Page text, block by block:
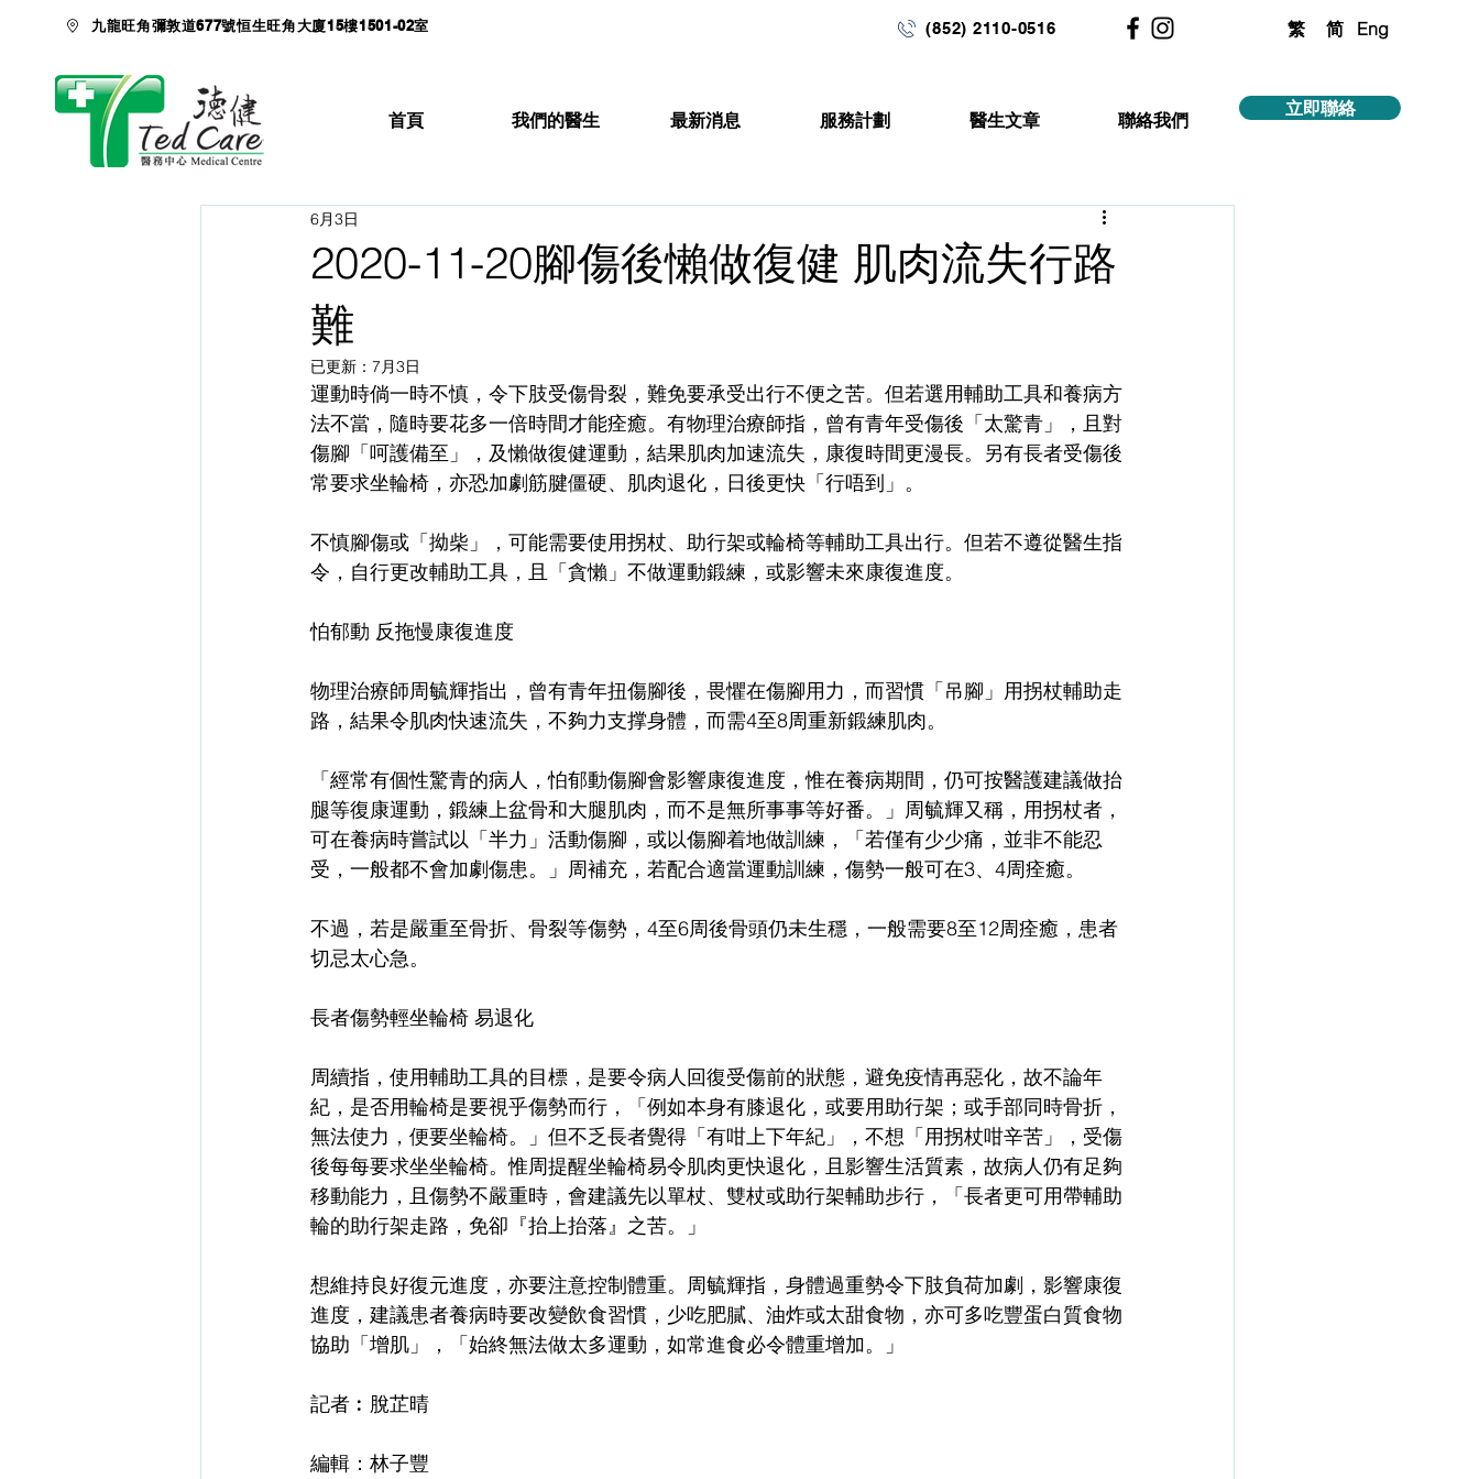
九龍旺角彌敦道677號恒生旺角大廈15樓1501-02室 (852) 2110-0516 繁 简 Eng
立即聯絡
首頁 我們的醫生 最新消息 服務計劃 醫生文章 聯絡我們
2020-11-20腳傷後懶做復健 肌肉流失行路
難
6月3日
已更新： 7月3日
運動時倘一時不慎，令下肢受傷骨裂，難免要承受出行不便之苦。但若選用輔助工具和養病方
法不當，隨時要花多一倍時間才能痊癒。有物理治療師指，曾有青年受傷後「太驚青」，且對
傷腳「呵護備至」，及懶做復健運動，結果肌肉加速流失，康復時間更漫長。另有長者受傷後
常要求坐輪椅，亦恐加劇筋腱僵硬、肌肉退化，日後更快「行唔到」。
不慎腳傷或「拗柴」，可能需要使用拐杖、助行架或輪椅等輔助工具出行。但若不遵從醫生指
令，自行更改輔助工具，且「貪懶」不做運動鍛練，或影響未來康復進度。
怕郁動 反拖慢康復進度
物理治療師周毓輝指出，曾有青年扭傷腳後，畏懼在傷腳用力，而習慣「吊腳」用拐杖輔助走
路，結果令肌肉快速流失，不夠力支撑身體，而需4至8周重新鍛練肌肉。
「經常有個性驚青的病人，怕郁動傷腳會影響康復進度，惟在養病期間，仍可按醫護建議做抬
腿等復康運動，鍛練上盆骨和大腿肌肉，而不是無所事事等好番。」周毓輝又稱，用拐杖者，
可在養病時嘗試以「半力」活動傷腳，或以傷腳着地做訓練，「若僅有少少痛，並非不能忍
受，一般都不會加劇傷患。」周補充，若配合適當運動訓練，傷勢一般可在3、4周痊癒。
不過，若是嚴重至骨折、骨裂等傷勢，4至6周後骨頭仍未生穩，一般需要8至12周痊癒，患者
切忌太心急。
長者傷勢輕坐輪椅 易退化
周續指，使用輔助工具的目標，是要令病人回復受傷前的狀態，避免疫情再惡化，故不論年
紀，是否用輪椅是要視乎傷勢而行，「例如本身有膝退化，或要用助行架；或手部同時骨折，
無法使力，便要坐輪椅。」但不乏長者覺得「有咁上下年紀」，不想「用拐杖咁辛苦」，受傷
後每每要求坐坐輪椅。惟周提醒坐輪椅易令肌肉更快退化，且影響生活質素，故病人仍有足夠
移動能力，且傷勢不嚴重時，會建議先以單杖、雙杖或助行架輔助步行，「長者更可用帶輔助
輪的助行架走路，免卻『抬上抬落』之苦。」
想維持良好復元進度，亦要注意控制體重。周毓輝指，身體過重勢令下肢負荷加劇，影響康復
進度，建議患者養病時要改變飲食習慣，少吃肥膩、油炸或太甜食物，亦可多吃豐蛋白質食物
協助「增肌」，「始終無法做太多運動，如常進食必令體重增加。」
記者︰脫芷晴
編輯：林子豐